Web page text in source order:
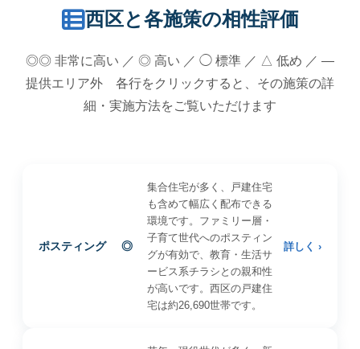
西区と各施策の相性評価
◎◎ 非常に高い ／ ◎ 高い ／ ◯ 標準 ／ △ 低め ／ —
提供エリア外 各行をクリックすると、その施策の詳
細・実施方法をご覧いただけます
ポスティング ◎
集合住宅が多く、戸建住宅
も含めて幅広く配布できる
環境です。ファミリー層・
子育て世代へのポスティン
グが有効で、教育・生活サ
ービス系チラシとの親和性
が高いです。西区の戸建住
宅は約26,690世帯です。
詳しく ›